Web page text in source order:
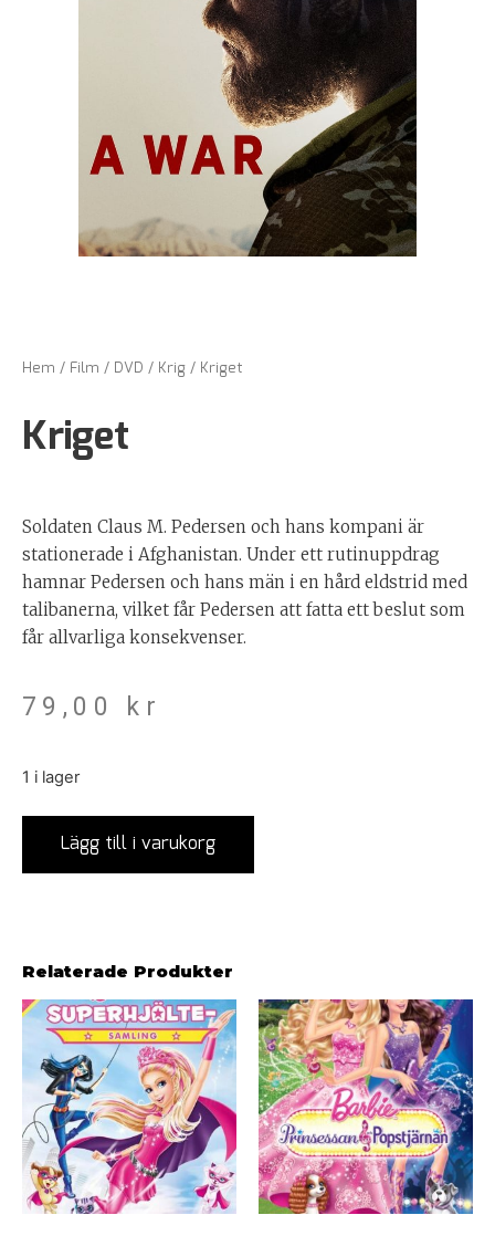
Hem / Film / DVD / Krig/ Kriget
Kriget
Soldaten Claus M. Pedersen och hans kompani är
stationerade i Afghanistan. Under ett rutinuppdrag
hamnar Pedersen och hans män i en hård eldstrid med
talibanerna, vilket får Pedersen att fatta ett beslut som
får allvarliga konsekvenser.
79,00 kr
1 i lager
Lägg till i varukorg
Relaterade Produkter